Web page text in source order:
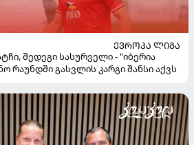
ᲔᲕᲠᲝᲞᲐ ᲚᲘᲒᲐ
შედეგი სასურველი - "იბერია
რაუნდში გასვლის კარგი შანსი აქვს